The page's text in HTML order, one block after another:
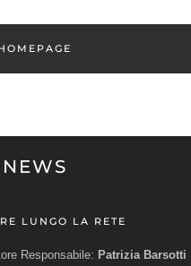
LUNGO LA RETE
Responsabile: Patrizia Barsotti